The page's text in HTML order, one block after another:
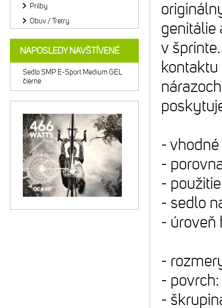
genitálie
v
-
-
-
- sedlo
-
-
-
-
Prilby
Obuv / Tretry
NAPOSLEDY NAVŠTÍVENÉ
Sedlo SMP E-Sport Medium GEL
čierne